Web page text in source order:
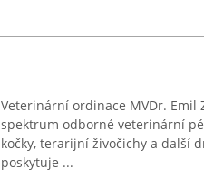
Veterinární ordinace MVDr. Emil
spektrum odborné veterinární
kočky, terarijní živočichy a další
poskytuje ...